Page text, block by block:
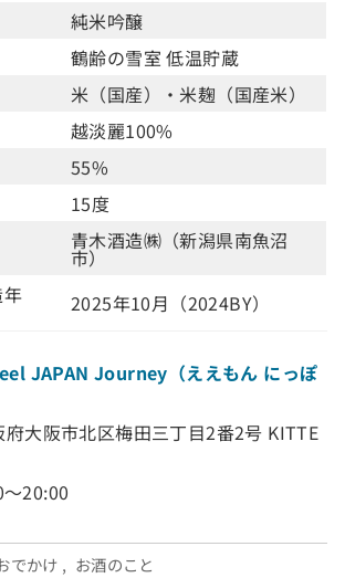
純米吟醸
鶴齢の雪室 低温貯蔵
米（国産）・米麹（国産米）
越淡麗100%
55%
15度
青木酒造㈱（新潟県南魚沼
市）
2025年10月（2024BY）
JAPAN Journey（ええもん にっぽ
大阪市北区梅田三丁目2番2号 KITTE
20:00
でかけ お酒のこと